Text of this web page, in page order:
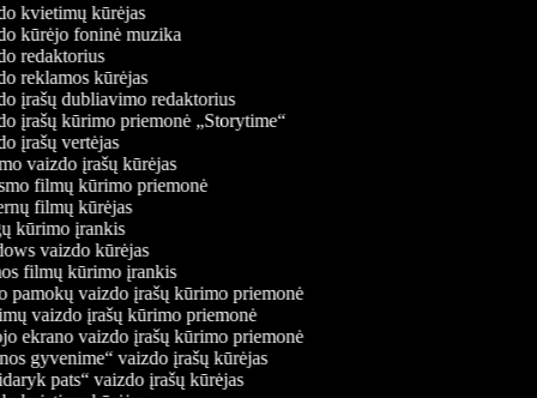
kvietimų kūrėjas
kūrėjo foninė muzika
redaktorius
reklamos kūrėjas
įrašų dubliavimo redaktorius
įrašų kūrimo priemonė „Storytime“
įrašų vertėjas
vaizdo įrašų kūrėjas
filmų kūrimo priemonė
filmų kūrėjas
kūrimo įrankis
vaizdo kūrėjas
filmų kūrimo įrankis
pamokų vaizdo įrašų kūrimo priemonė
vaizdo įrašų kūrimo priemonė
ekrano vaizdo įrašų kūrimo priemonė
gyvenime“ vaizdo įrašų kūrėjas
pats“ vaizdo įrašų kūrėjas